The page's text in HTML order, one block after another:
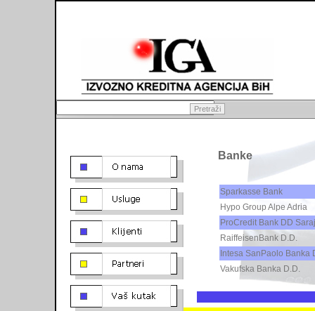
Institucionalni razvoj
Organizacija
Regulativa
Osoblje
Financijski izvještaji
Faktoring
Garancije
Klijenti
Asocijacije
Banke
Institucije
LogIn za klijente
Novosti
Bilten
Banke
Sparkasse Bank
Hypo Group Alpe Adria
ProCredit Bank DD
RaiffeisenBank D.D.
Intesa SanPaolo Banka
Vakufska Banka D.D.